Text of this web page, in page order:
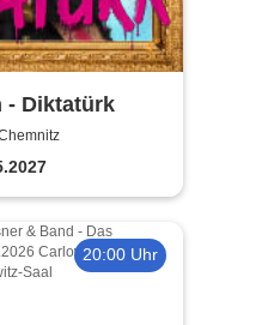
- Diktatürk
20:00 Uhr